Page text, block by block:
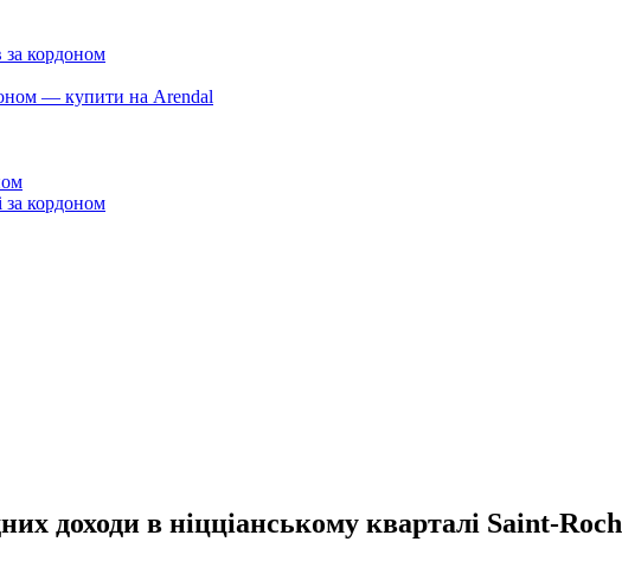
за кордоном
— купити на Arendal
за кордоном
доходи в ніцціанському кварталі Saint-Roch